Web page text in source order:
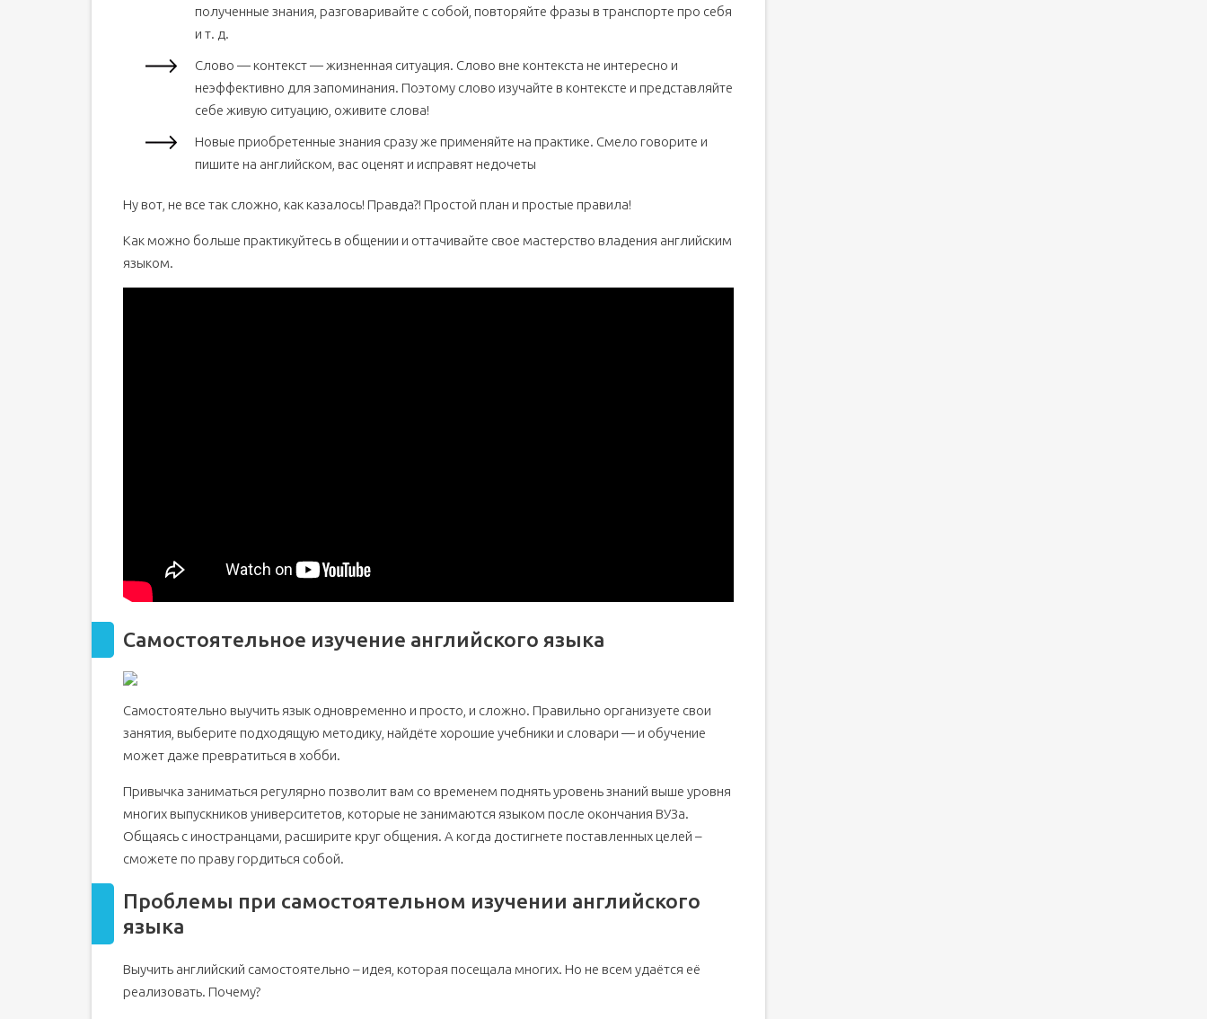
полученные знания, разговаривайте с собой, повторяйте фразы в транспорте про себя
и т. д.
Слово — контекст — жизненная ситуация. Слово вне контекста не интересно и
неэффективно для запоминания. Поэтому слово изучайте в контексте и представляйте
себе живую ситуацию, оживите слова!
Новые приобретенные знания сразу же применяйте на практике. Смело говорите и
пишите на английском, вас оценят и исправят недочеты
Ну вот, не все так сложно, как казалось! Правда?! Простой план и простые правила!
Как можно больше практикуйтесь в общении и оттачивайте свое мастерство владения английским
языком.
Самостоятельное изучение английского языка
Самостоятельно выучить язык одновременно и просто, и сложно. Правильно организуете свои
занятия, выберите подходящую методику, найдёте хорошие учебники и словари — и обучение
может даже превратиться в хобби.
Привычка заниматься регулярно позволит вам со временем поднять уровень знаний выше уровня
многих выпускников университетов, которые не занимаются языком после окончания ВУЗа.
Общаясь с иностранцами, расширите круг общения. А когда достигнете поставленных целей –
сможете по праву гордиться собой.
Проблемы при самостоятельном изучении английского
языка
Выучить английский самостоятельно – идея, которая посещала многих. Но не всем удаётся её
реализовать. Почему?